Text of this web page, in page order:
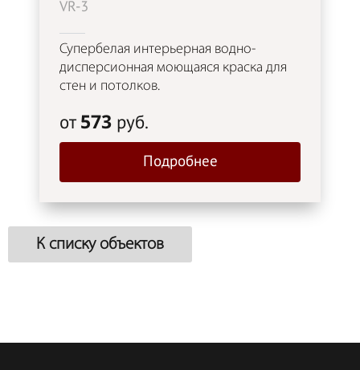
VR-3
Супербелая интерьерная водно-
дисперсионная моющаяся краска для
стен и потолков.
от 573 руб.
Подробнее
К списку объектов